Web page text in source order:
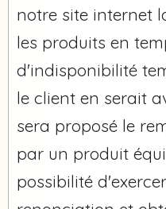
notre site internet
les produits en
d'indisponibilité
le client en serait
sera proposé le
par un produit
possibilité